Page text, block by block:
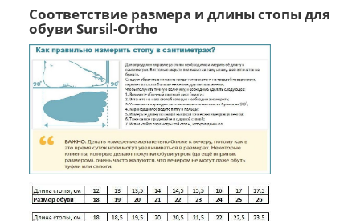
Соответствие размера и длины стопы для
обуви Sursil-Ortho